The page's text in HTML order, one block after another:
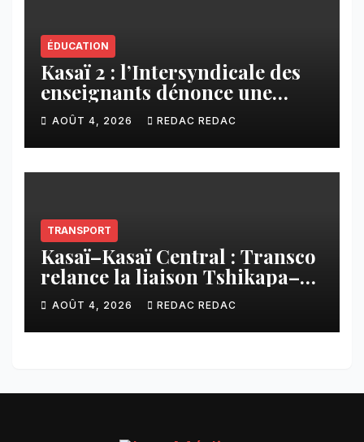
ÉDUCATION
Kasaï 2 : l’Intersyndicale des
enseignants dénonce une
contribution financière
imposée aux écoles de la
CNCA
AOÛT 4, 2026 REDAC REDAC
TRANSPORT
Kasaï–Kasaï Central : Transco
relance la liaison Tshikapa–
Tshiamu pour faciliter les
échanges
AOÛT 4, 2026 REDAC REDAC